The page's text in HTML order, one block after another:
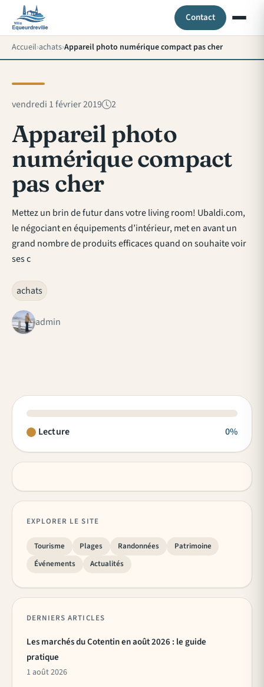
Contact
Accueil achats Appareil photo numérique compact pas cher
vendredi 1 février 2019 2
Appareil photo
numérique compact
pas cher
Mettez un brin de futur dans votre living room! Ubaldi.com,
le négociant en équipements d’intérieur, met en avant un
grand nombre de produits efficaces quand on souhaite voir
ses c
achats
admin
Lecture 0%
EXPLORER LE SITE
Tourisme Plages Randonnées
Patrimoine
Événements
Actualités
DERNIERS ARTICLES
Les marchés du Cotentin en août 2026 : le guide
pratique
1 août 2026